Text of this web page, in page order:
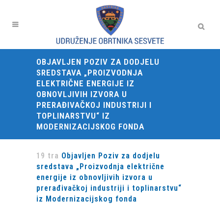
OBJAVLJEN POZIV ZA DODJELU
SREDSTAVA „PROIZVODNJA
ELEKTRIČNE ENERGIJE IZ
OBNOVLJIVIH IZVORA U
PRERAĐIVAČKOJ INDUSTRIJI I
TOPLINARSTVU“ IZ
MODERNIZACIJSKOG FONDA
19 tra Objavljen Poziv za dodjelu
sredstava „Proizvodnja električne
energije iz obnovljivih izvora u
prerađivačkoj industriji i toplinarstvu“
iz Modernizacijskog fonda